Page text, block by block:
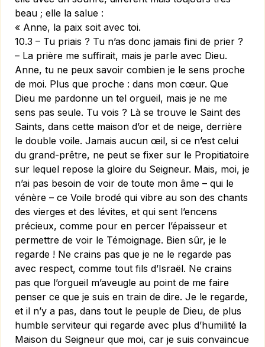
beau ; elle la salue :
« Anne, la paix soit avec toi.
10.3 – Tu priais ? Tu n’as donc jamais fini de prier ?
– La prière me suffirait, mais je parle avec Dieu.
Anne, tu ne peux savoir combien je le sens proche
de moi. Plus que proche : dans mon cœur. Que
Dieu me pardonne un tel orgueil, mais je ne me
sens pas seule. Tu vois ? Là se trouve le Saint des
Saints, dans cette maison d’or et de neige, derrière
le double voile. Jamais aucun œil, si ce n’est celui
du grand-prêtre, ne peut se fixer sur le Propitiatoire
sur lequel repose la gloire du Seigneur. Mais, moi, je
n’ai pas besoin de voir de toute mon âme – qui le
vénère – ce Voile brodé qui vibre au son des chants
des vierges et des lé­vites, et qui sent l’encens
précieux, comme pour en percer l’épaisseur et
permettre de voir le Témoignage. Bien sûr, je le
regarde ! Ne crains pas que je ne le regarde pas
avec respect, comme tout fils d’Israël. Ne crains
pas que l’orgueil m’aveugle au point de me faire
penser ce que je suis en train de dire. Je le regarde,
et il n’y a pas, dans tout le peuple de Dieu, de plus
humble serviteur qui regarde avec plus d’humilité la
Maison du Seigneur que moi, car je suis convaincue